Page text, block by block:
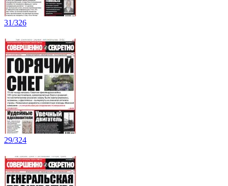
31/326
29/324